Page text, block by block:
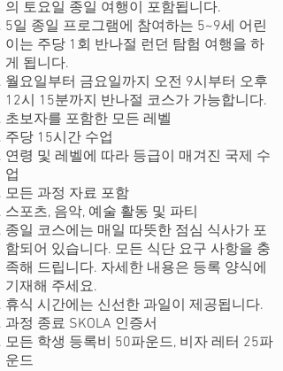
의 토요일 종일 여행이 포함됩니다.
5일 종일 프로그램에 참여하는 5~9세 어린
이는 주당 1회 반나절 런던 탐험 여행을 하
게 됩니다.
월요일부터 금요일까지 오전 9시부터 오후
12시 15분까지 반나절 코스가 가능합니다.
초보자를 포함한 모든 레벨
주당 15시간 수업
연령 및 레벨에 따라 등급이 매겨진 국제 수
업
모든 과정 자료 포함
스포츠, 음악, 예술 활동 및 파티
종일 코스에는 매일 따뜻한 점심 식사가 포
함되어 있습니다. 모든 식단 요구 사항을 충
족해 드립니다. 자세한 내용은 등록 양식에
기재해 주세요.
휴식 시간에는 신선한 과일이 제공됩니다.
과정 종료 SKOLA 인증서
모든 학생 등록비 50파운드, 비자 레터 25파
운드